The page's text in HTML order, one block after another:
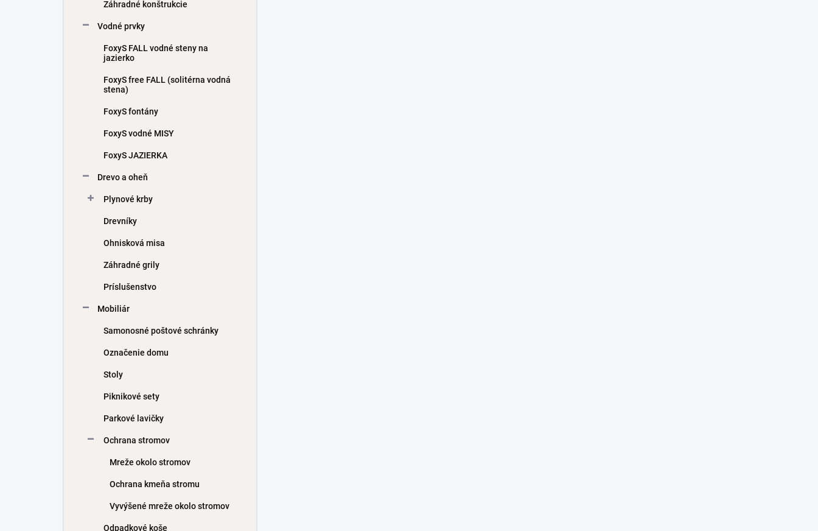
Záhradné konštrukcie
Vodné prvky
FoxyS FALL vodné steny na
jazierko
FoxyS free FALL (solitérna vodná
stena)
FoxyS fontány
FoxyS vodné MISY
FoxyS JAZIERKA
Drevo a oheň
Plynové krby
Drevníky
Ohnisková misa
Záhradné grily
Príslušenstvo
Mobiliár
Samonosné poštové schránky
Označenie domu
Stoly
Piknikové sety
Parkové lavičky
Ochrana stromov
Mreže okolo stromov
Ochrana kmeňa stromu
Vyvýšené mreže okolo stromov
Odpadkové koše